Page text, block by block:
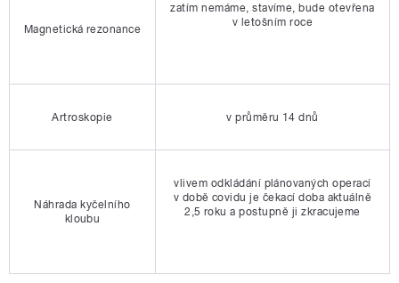
Magnetická rezonance
zatím nemáme, stavíme, bude otevřena
v letošním roce
Artroskopie v průměru 14 dnů
Náhrada kyčelního
kloubu
vlivem odkládání plánovaných operací
v době covidu je čekací doba aktuálně
2,5 roku a postupně ji zkracujeme